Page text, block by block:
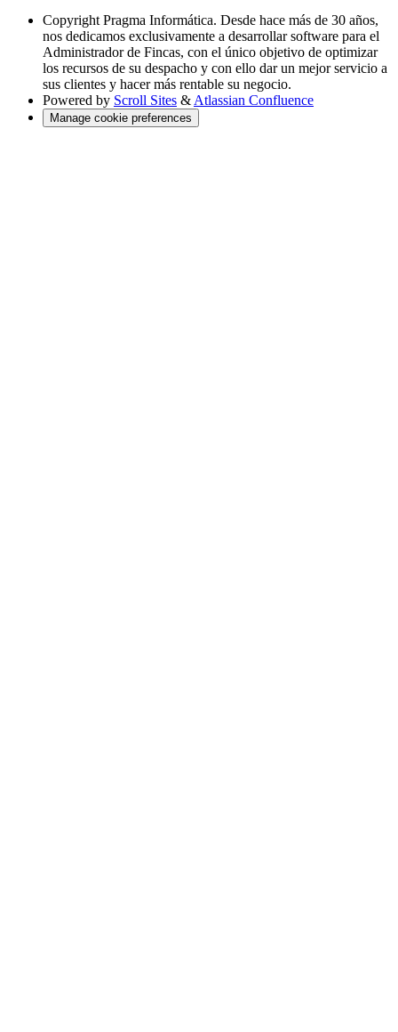
Copyright Pragma Informática. Desde hace más de 30 años,
nos dedicamos exclusivamente a desarrollar software para el
Administrador de Fincas, con el único objetivo de optimizar
los recursos de su despacho y con ello dar un mejor servicio a
sus clientes y hacer más rentable su negocio.
Powered by Scroll Sites & Atlassian Confluence
Manage cookie preferences